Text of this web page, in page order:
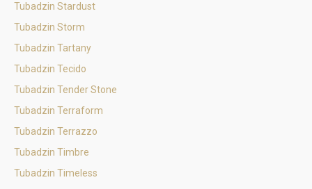
Tubadzin Stardust
Tubadzin Storm
Tubadzin Tartany
Tubadzin Tecido
Tubadzin Tender Stone
Tubadzin Terraform
Tubadzin Terrazzo
Tubadzin Timbre
Tubadzin Timeless